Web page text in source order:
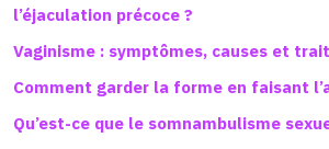
l’éjaculation précoce ?
Vaginisme : symptômes, causes et
Comment garder la forme en faisant
Qu’est-ce que le somnambulisme